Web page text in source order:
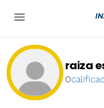
raiza
0